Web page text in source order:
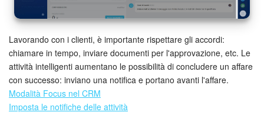
Progetti IA
CRM
Prenotazione online
Contact Center
Lavorando con i clienti, è importante rispettare gli accordi:
chiamare in tempo, inviare documenti per l'approvazione, etc. Le
attività intelligenti aumentano le possibilità di concludere un affare
con successo: inviano una notifica e portano avanti l'affare.
Modalità Focus nel CRM
Imposta le notifiche delle attività